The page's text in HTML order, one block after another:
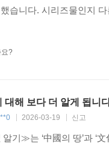
습니다. 시리즈물인지
요?
대해 보다 더 알게 됩니
2026-03-19 신고
기≫는 ‘中國의 땅’과 ‘